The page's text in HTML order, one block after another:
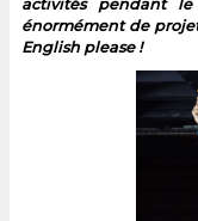
activités pendant le
énormément de
English please !